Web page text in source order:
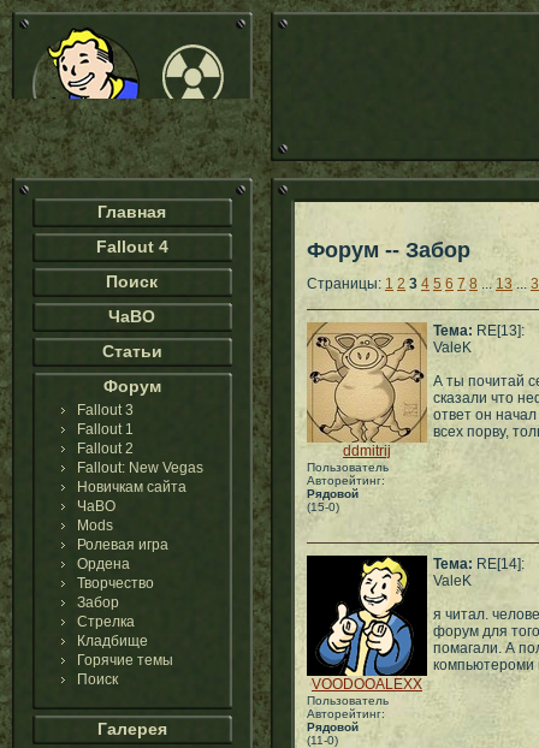
Главная
Fallout 4
Поиск
ЧаВО
Статьи
Форум
Fallout 3
Fallout 1
Fallout 2
Fallout: New Vegas
Новичкам сайта
ЧаВО
Mods
Ролевая игра
Ордена
Творчество
Забор
Стрелка
Кладбище
Горячие темы
Поиск
Галерея
Форум -- Забор
Страницы: 1 2 3 4 5 6 7 8 ...13 ...
ddmitrij
Пользователь
Авторейтинг:
Рядовой
(15-0)
Тема: RE[13]:
ValeK
А ты почитай
сказали что
ответ он
всех порву,
VOODOOALEXX
Пользователь
Авторейтинг:
Рядовой
(11-0)
Тема: RE[14]:
ValeK
я читал.
форум для
помагали. А
компьютероми